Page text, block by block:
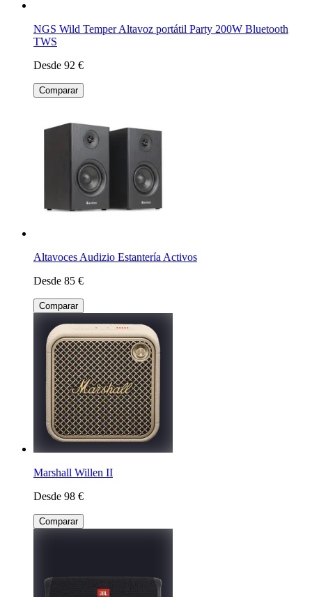
NGS Wild Temper Altavoz portátil Party 200W Bluetooth
TWS
Desde 92 €
Comparar
Altavoces Audizio Estantería Activos
Desde 85 €
Comparar
Marshall Willen II
Desde 98 €
Comparar